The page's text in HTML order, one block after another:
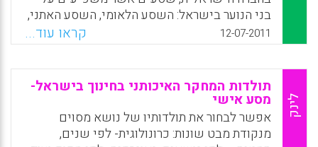
בני הנוער בישראל: השסע הלאומי, השסע האתני,
השסע הדתי, השסע המעמדי והשסע הפוליטי.
מבין כל אלו, שסע הלאומי הוא השסע המרכזי
בחברה הישראלית. שסע זה מעצב את מערכת
היחסים בין האוכלוסייה הערבית לבין האוכלוסייה
היהודית בישראל. מאמר זה יכול אפוא להיחשב
למחקר חלוצי. מטרתו היא לתאר ולהבין את דרך
תפיסתם של תלמידי כיתות י"ב ערבים בישראל –
12-07-2011 קראו עוד...
לינק
תולדות המחקר האיכותני בחינוך בישראל-
מסע אישי
אפשר לבחור את תולדותיו של נושא מסוים
מנקודת מבט שונות: כרונולוגית- לפי שנים,